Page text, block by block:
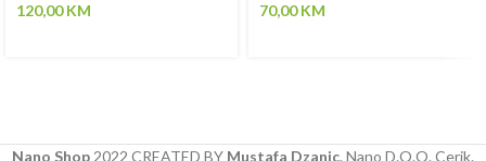
120,00KM 70,00KM
Nano Shop 2022 CREATED BY Mustafa Dzanic. Nano D.O.O. Cerik.